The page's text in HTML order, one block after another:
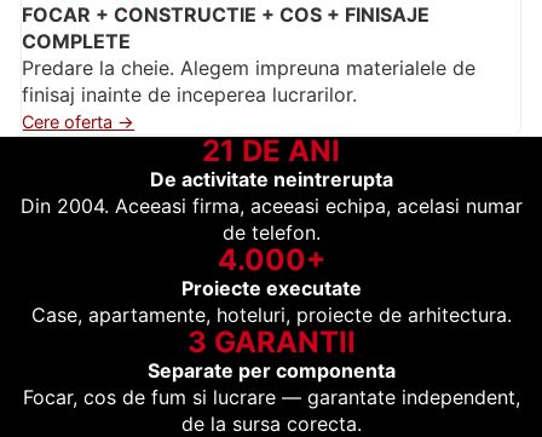
FOCAR + CONSTRUCTIE + COS + FINISAJE
COMPLETE
Predare la cheie. Alegem impreuna materialele de
finisaj inainte de inceperea lucrarilor.
Cere oferta →
21 DE ANI
De activitate neintrerupta
Din 2004. Aceeasi firma, aceeasi echipa, acelasi numar
de telefon.
4.000+
Proiecte executate
Case, apartamente, hoteluri, proiecte de arhitectura.
3 GARANTII
Separate per componenta
Focar, cos de fum si lucrare — garantate independent,
de la sursa corecta.